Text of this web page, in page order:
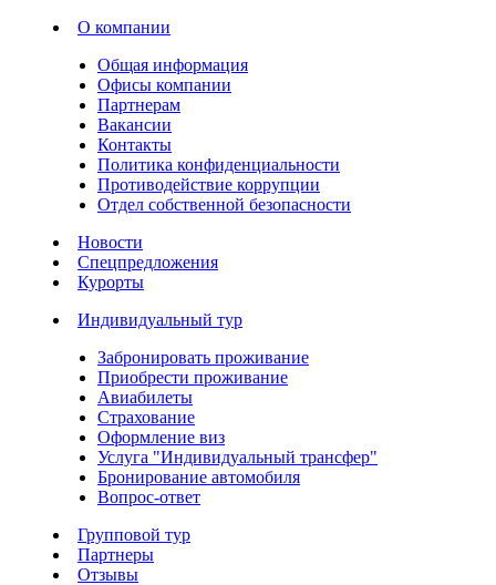
О компании
Общая информация
Офисы компании
Партнерам
Вакансии
Контакты
Политика конфиденциальности
Противодействие коррупции
Отдел собственной безопасности
Новости
Спецпредложения
Курорты
Индивидуальный тур
Забронировать проживание
Приобрести проживание
Авиабилеты
Страхование
Оформление виз
Услуга "Индивидуальный трансфер"
Бронирование автомобиля
Вопрос-ответ
Групповой тур
Партнеры
Отзывы